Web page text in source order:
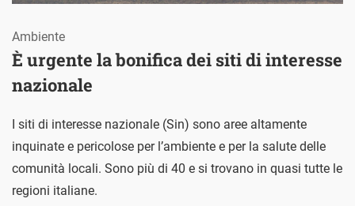
È urgente la bonifica dei siti di interesse
nazionale
Ambiente
I siti di interesse nazionale (Sin) sono aree altamente
inquinate e pericolose per l’ambiente e per la salute delle
comunità locali. Sono più di 40 e si trovano in quasi tutte le
regioni italiane.